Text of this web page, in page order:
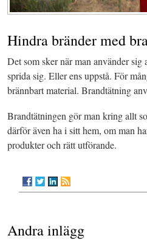
Hindra bränder med
Det som sker när man använder sig
sprida sig. Eller ens uppstå. För
brännbart material. Brandtätning
Brandtätningen gör man kring allt
därför även ha i sitt hem, om man
produkter och rätt utförande.
Andra inlägg